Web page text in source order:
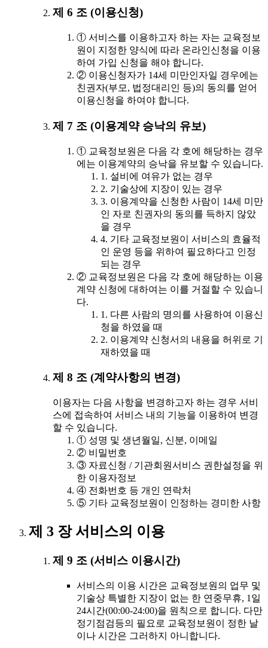
제 6 조 (이용신청)
① 서비스를 이용하고자 하는 자는 교육정보
원이 지정한 양식에 따라 온라인신청을 이용
하여 가입 신청을 해야 합니다.
② 이용신청자가 14세 미만인자일 경우에는
친권자(부모, 법정대리인 등)의 동의를 얻어
이용신청을 하여야 합니다.
제 7 조 (이용계약 승낙의 유보)
① 교육정보원은 다음 각 호에 해당하는 경우
에는 이용계약의 승낙을 유보할 수 있습니다.
1. 설비에 여유가 없는 경우
2. 기술상에 지장이 있는 경우
3. 이용계약을 신청한 사람이 14세 미만
인 자로 친권자의 동의를 득하지 않았
을 경우
4. 기타 교육정보원이 서비스의 효율적
인 운영 등을 위하여 필요하다고 인정
되는 경우
② 교육정보원은 다음 각 호에 해당하는 이용
계약 신청에 대하여는 이를 거절할 수 있습니
다.
1. 다른 사람의 명의를 사용하여 이용신
청을 하였을 때
2. 이용계약 신청서의 내용을 허위로 기
재하였을 때
제 8 조 (계약사항의 변경)
이용자는 다음 사항을 변경하고자 하는 경우 서비
스에 접속하여 서비스 내의 기능을 이용하여 변경
할 수 있습니다.
① 성명 및 생년월일, 신분, 이메일
② 비밀번호
③ 자료신청 / 기관회원서비스 권한설정을 위
한 이용자정보
④ 전화번호 등 개인 연락처
⑤ 기타 교육정보원이 인정하는 경미한 사항
제 3 장 서비스의 이용
제 9 조 (서비스 이용시간)
서비스의 이용 시간은 교육정보원의 업무 및
기술상 특별한 지장이 없는 한 연중무휴, 1일
24시간(00:00-24:00)을 원칙으로 합니다. 다만
정기점검등의 필요로 교육정보원이 정한 날
이나 시간은 그러하지 아니합니다.